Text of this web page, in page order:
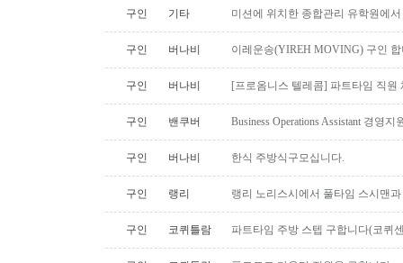
구인 기타 미션에 위치한 종합관리 유학원에
구인 버나비 이레운송(YIREH MOVING) 구인
구인 버나비 [프로옴니스 텔레콤] 파트타임 직원
구인 밴쿠버 Business Operations Assistant 경영
구인 버나비 한식 주방식구모십니다.
구인 랭리 랭리 노리스시에서 풀타임 스시맨
구인 코퀴틀람 파트타임 주방 스텝 구합니다(코퀴